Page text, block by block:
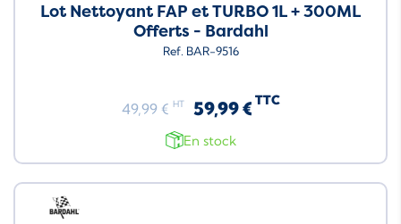
Lot Nettoyant FAP et TURBO 1L + 300ML
Offerts - Bardahl
Ref. BAR-9516
49,99 € HT 59,99 € TTC
En stock
Neuf